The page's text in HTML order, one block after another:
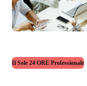
Il Sole 24 ORE Professionale